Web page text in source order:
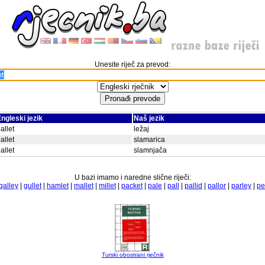
Unesite riječ za prevod:
jezik
Naš jezik
ležaj
slamarica
slamnjača
U bazi imamo i naredne slične riječi:
gullet| hamlet| mallet| millet| packet| pale pall pallid pallor parley
Turski obostrani rječnik